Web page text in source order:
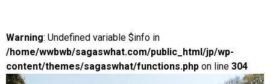
Warning: Undefined variable $info in
/home/wwbwb/sagaswhat.com/public_html/jp/wp-
content/themes/sagaswhat/functions.php on line 304